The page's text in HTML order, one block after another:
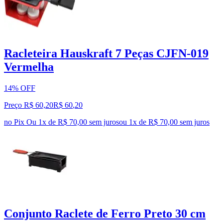
Racleteira Hauskraft 7 Peças CJFN-019
Vermelha
14% OFF
Preço R$ 60,20R$ 60,20
no Pix Ou 1x de R$ 70,00 sem jurosou 1x de R$ 70,00 sem juros
Conjunto Raclete de Ferro Preto 30 cm